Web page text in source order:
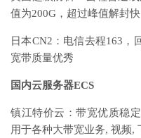
值为200G，超过峰值解封快
日本CN2：电信去程163，
宽带质量优秀
国内云服务器ECS
镇江特价云：带宽优质稳
用于各种大带宽业务, 视频,